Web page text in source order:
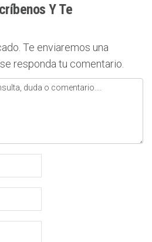
Y Te
Te enviaremos una
responda tu comentario.